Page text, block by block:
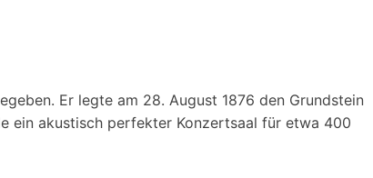
Er legte am 28. August 1876 den Grundstein
ein akustisch perfekter Konzertsaal für etwa 400